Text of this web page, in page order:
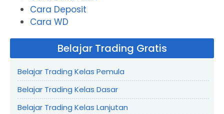
Cara Deposit
Cara WD
Belajar Trading Gratis
Belajar Trading Kelas Pemula
Belajar Trading Kelas Dasar
Belajar Trading Kelas Lanjutan